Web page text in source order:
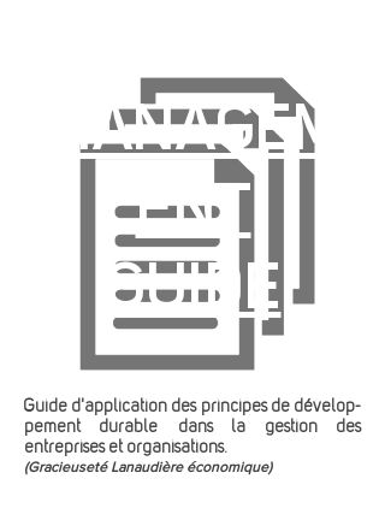
MANAGEM
ENT
GUIDE
Guide d'application des principes de dévelop-
pement durable dans la gestion des
entreprises et organisations.
(Gracieuseté Lanaudière économique)